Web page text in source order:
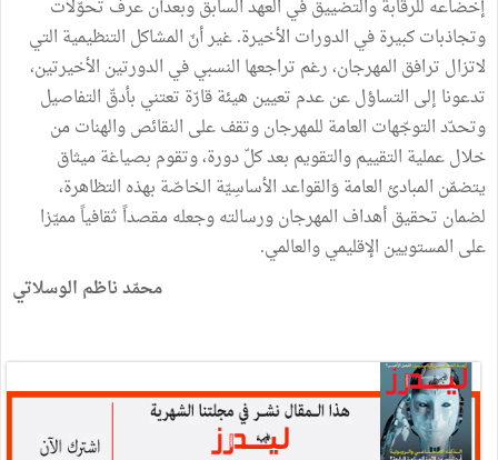
إخضاعه للرقابة والتضييق في العهد السابق وبعدأن عرف تحوّلات
وتجاذبات كبيرة في الدورات الأخيرة. غير أنّ المشاكل التنظيمية التي
لاتزال ترافق المهرجان، رغم تراجعها النسبي في الدورتين الأخيرتين،
تدعونا إلى التساؤل عن عدم تعيين هيئة قارّة تعتني بأدقّ التفاصيل
وتحدّد التوجّهات العامة للمهرجان وتقف على النقائص والهنات من
خلال عملية التقييم والتقويم بعد كلّ دورة، وتقوم بصياغة ميثاق
يتضمّن المبادئ العامة وَالقواعد الأساسِيّة الخاصّة بهذه التظاهرة،
لضمان تحقيق أهداف المهرجان ورسالته وجعله مقصداً ثقافياً مميّزا
على المستويين الإقليمي والعالمي.
محمّد ناظم الوسلاتي